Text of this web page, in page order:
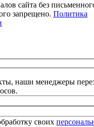
сайта без
запрещено. Политика
наши менеджеры
своих